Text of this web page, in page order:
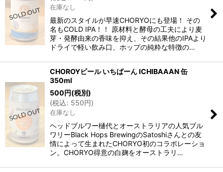
在庫なし
最新のスタイルが早速CHORYOにも登場！ その
名もCOLD IPA！！ 原材料と酵母の工夫により麦
芽・発酵由来の香味を抑え、その結果他のIPAより
ドライで軽い飲み口、ホップの純粋な特徴の…
CHOROYビール いちばーん ICHIBAAAN 缶
350ml
500円(税別)
(税込: 550円)
在庫なし
ヘッドブルワー樋代とオーストラリアの人気ブル
ワリーBlack Hops BrewingのSatoshiさんとの友
情によって生まれたCHORYO初のコラボレーショ
ン。CHORYO得意の白麹をオーストラリ…